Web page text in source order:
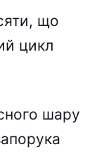
що
цикл
шару